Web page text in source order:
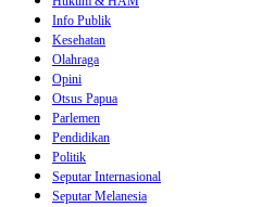
Info Publik
Kesehatan
Olahraga
Opini
Otsus Papua
Parlemen
Pendidikan
Politik
Seputar Internasional
Seputar Melanesia